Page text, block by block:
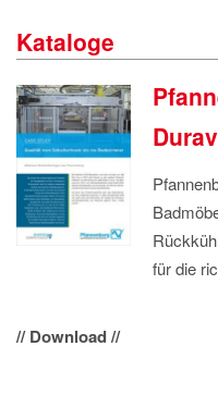
DATENSCHUTZ
Kataloge
für die
// Download //